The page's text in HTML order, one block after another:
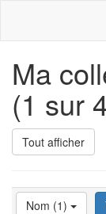
Ma
(1 sur
Tout afficher
Nom (1)